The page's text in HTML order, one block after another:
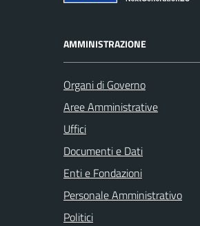
AMMINISTRAZIONE
Organi di Governo
Aree Amministrative
Uffici
Documenti e Dati
Enti e Fondazioni
Personale Amministrativo
Politici